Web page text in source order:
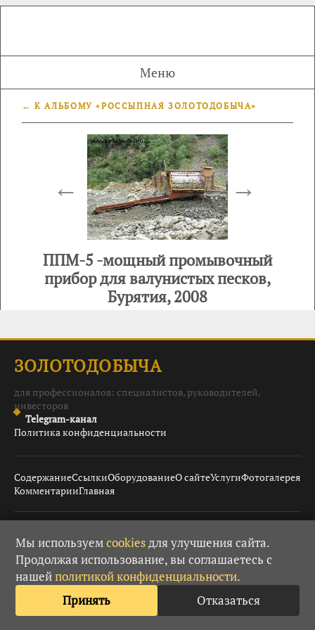
Меню
← К АЛЬБОМУ «РОССЫПНАЯ ЗОЛОТОДОБЫЧА»
← →
ППМ-5 -мощный промывочный
прибор для валунистых песков,
Бурятия, 2008
ЗОЛОТОДОБЫЧА
для профессионалов: специалистов, руководителей,
инвесторов
Telegram-канал
Политика конфиденциальности
СодержаниеСсылкиОборудованиеО сайтеУслугиФотогалерея
КомментарииГлавная
© 2008–2026 Золотодобыча · 18+ · При использовании
материалов гиперссылка обязательна.
Мы используемcookiesдля улучшения сайта.
Продолжая использование, вы соглашаетесь с
нашейполитикой конфиденциальности.
Принять
Отказаться